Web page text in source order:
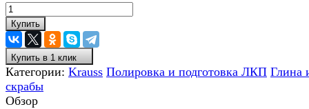
Купить
Купить в 1 клик
Категории: Krauss Полировка и подготовка ЛКП Глина
скрабы
Обзор